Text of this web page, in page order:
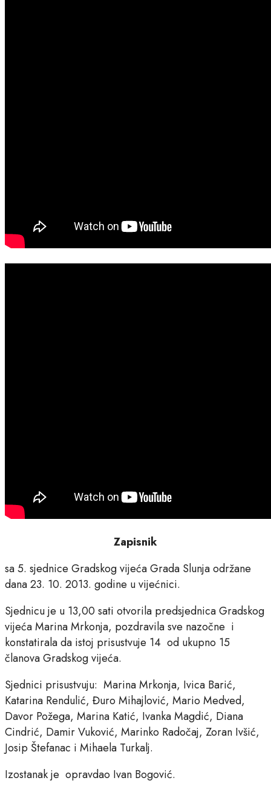
Zapisnik
sa 5. sjednice Gradskog vijeća Grada Slunja održane
dana 23. 10. 2013. godine u vijećnici.
Sjednicu je u 13,00 sati otvorila predsjednica Gradskog
vijeća Marina Mrkonja, pozdravila sve nazočne i
konstatirala da istoj prisustvuje 14 od ukupno 15
članova Gradskog vijeća.
Sjednici prisustvuju: Marina Mrkonja, Ivica Barić,
Katarina Rendulić, Đuro Mihajlović, Mario Medved,
Davor Požega, Marina Katić, Ivanka Magdić, Diana
Cindrić, Damir Vuković, Marinko Radočaj, Zoran Ivšić,
Josip Štefanac i Mihaela Turkalj.
Izostanak je opravdao Ivan Bogović.